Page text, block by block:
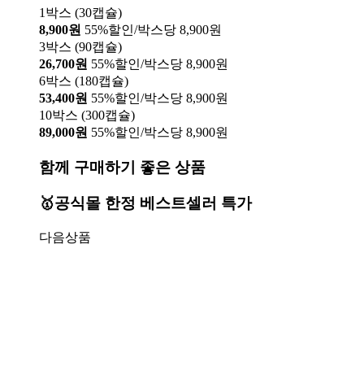
1박스 (30캡슐)
8,900원 55%할인/박스당 8,900원
3박스 (90캡슐)
26,700원 55%할인/박스당 8,900원
6박스 (180캡슐)
53,400원 55%할인/박스당 8,900원
10박스 (300캡슐)
89,000원 55%할인/박스당 8,900원
함께 구매하기 좋은 상품
🥇공식몰 한정 베스트셀러 특가
다음상품